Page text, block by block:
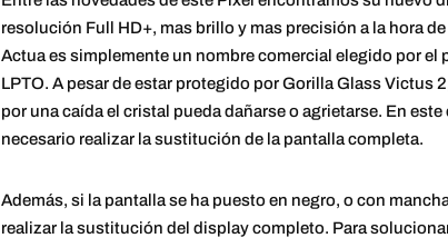
resolución Full HD+, mas brillo y mas precisión a la hora
Actua es simplemente un nombre comercial elegido por
LPTO. A pesar de estar protegido por Gorilla Glass Victus
por una caída el cristal pueda dañarse o agrietarse. En
necesario realizar la sustitución de la pantalla completa.
Además, si la pantalla se ha puesto en negro, o con
realizar la sustitución del display completo. Para